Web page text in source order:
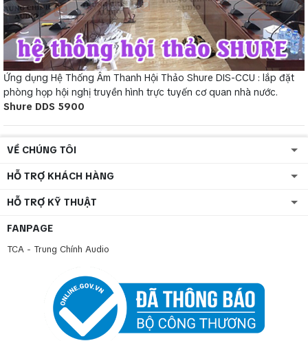
Ứng dụng Hệ Thống Âm Thanh Hội Thảo Shure DIS-CCU : lắp đặt
phòng họp hội nghị truyền hình trực tuyến cơ quan nhà nước.
Shure DDS 5900
VỀ CHÚNG TÔI
HỖ TRỢ KHÁCH HÀNG
HỖ TRỢ KỸ THUẬT
FANPAGE
TCA - Trung Chính Audio